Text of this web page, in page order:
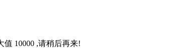
10000 ,请稍后再来!